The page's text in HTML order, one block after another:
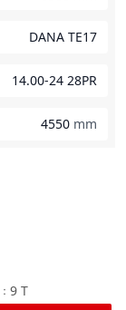
DANA TE17
14.00-24 28PR
4550 mm
9 T
：